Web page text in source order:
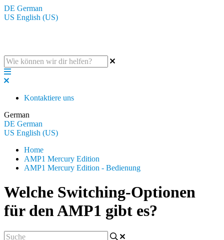
DE German
US English (US)
Kontaktiere uns
German
DE German
US English (US)
Home
AMP1 Mercury Edition
AMP1 Mercury Edition - Bedienung
Welche Switching-Optionen
für den AMP1 gibt es?